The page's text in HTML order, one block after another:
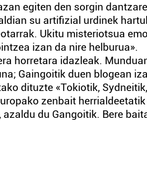
egiten den sorgin
su artifizial urdinek
Ukitu misteriotsua
izan da nire helburua».
horretara idazleak.
Gaingoitik duen blogean
dituzte «Tokiotik, Sydneitik,
zenbait
du Gangoitik. Bere